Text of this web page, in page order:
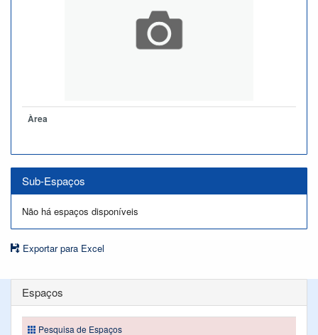
Àrea
Sub-Espaços
Não há espaços disponíveis
Exportar para Excel
Espaços
Pesquisa de Espaços